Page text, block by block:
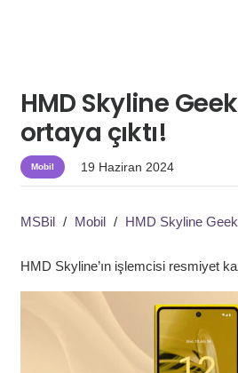
HMD Skyline
ortaya çıktı!
Mobil 19 Haziran 2024
MSBil / Mobil / HMD Skyline
HMD Skyline’ın işlemcisi resmiyet